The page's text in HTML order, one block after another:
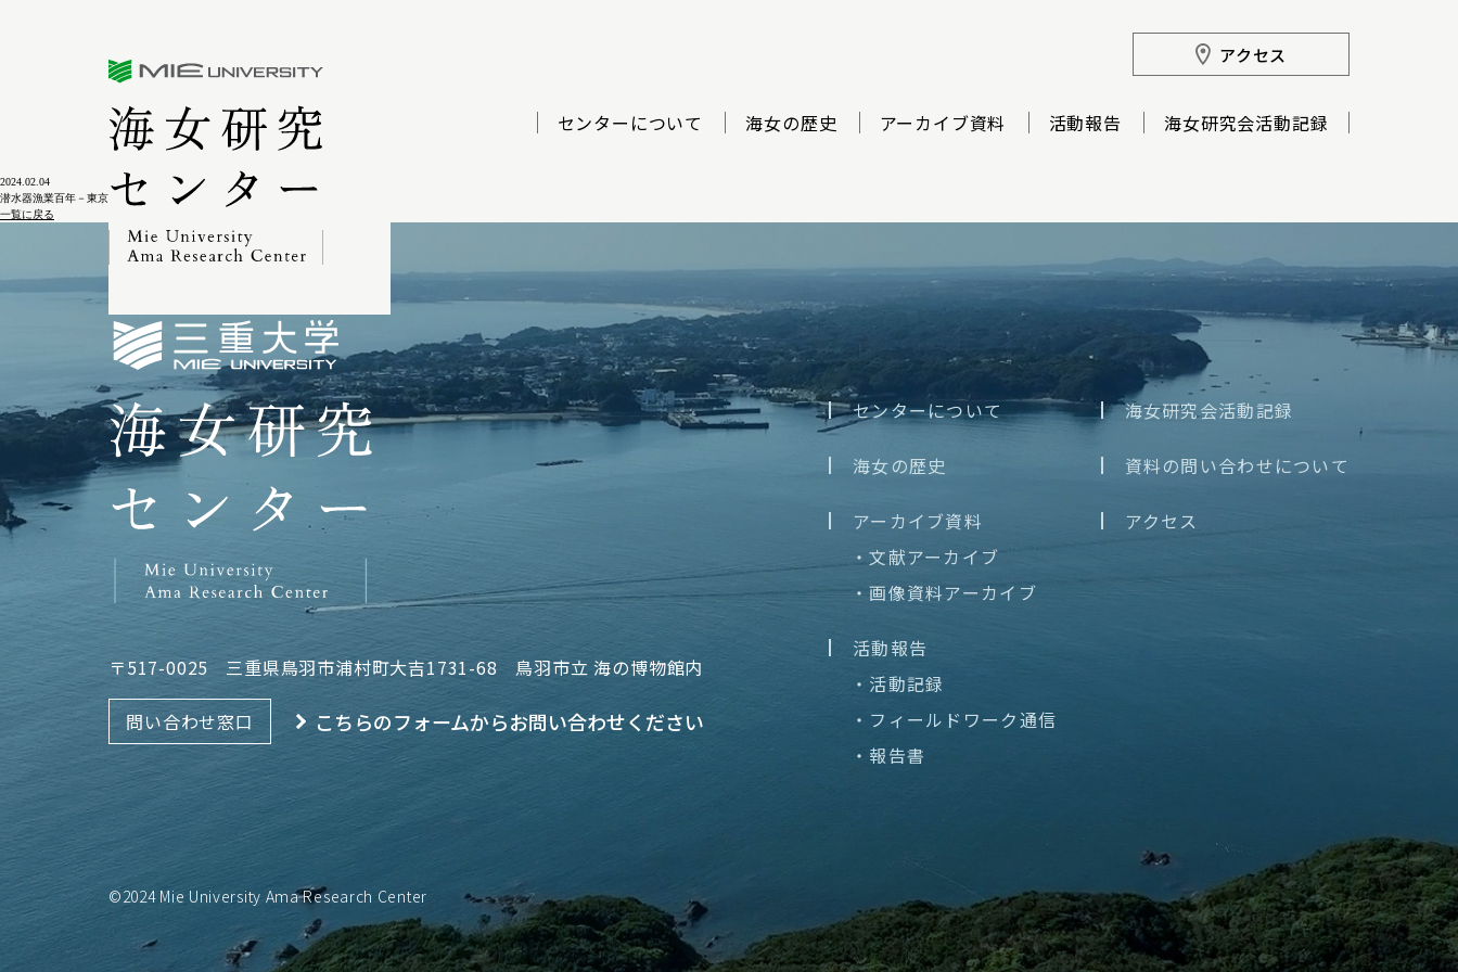
アクセス
センターについて 海女の歴史 アーカイブ資料 活動報告 海女研究会活動記録
2024.02.04
潜水器漁業百年－東京湾におけるタイラギ･ミルクイ潜水器漁業の創始〈1〉
一覧に戻る
〒517-0025 三重県鳥羽市浦村町大吉1731-68 鳥羽市立 海の博物館内
問い合わせ窓口 こちらのフォームからお問い合わせください
センターについて
海女の歴史
アーカイブ資料
・文献アーカイブ
・画像資料アーカイブ
活動報告
・活動記録
・フィールドワーク通信
・報告書
海女研究会活動記録
資料の問い合わせについて
アクセス
©2024 Mie University Ama Research Center